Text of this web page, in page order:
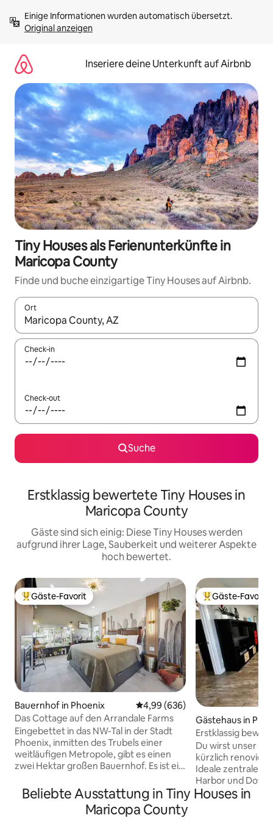
Inhalten
springenOriginal anzeigen
Inseriere deine Unterkunft auf Airbnb
Tiny Houses als Ferienunterkünfte in
Maricopa County
Finde und buche einzigartige Tiny Houses auf Airbnb.
Ort
Wenn Ergebnisse verfügbar sind, navigiere mit den
Check-in
Check-out
Suche
Erstklassig bewertete Tiny Houses in
Maricopa County
Gäste sind sich einig: Diese Tiny Houses werden
aufgrund ihrer Lage, Sauberkeit und weiterer Aspekte
hoch bewertet.
Beliebter Gäste-Favorit.
Gäste-Favorit
Bauernhof in Phoenix Durchschnittliche Bewertung:
4,99 (636)
Das Cottage auf den Arrandale Farms
Eingebettet in das NW-Tal in der Stadt
Phoenix, inmitten des Trubels einer
weitläufigen Metropole, gibt es einen
zwei Hektar großen Bauernhof. Es ist ein
Bedeutung hat und die Natur gedeiht.
Das sind die Arrandale Farms, eine
einzigartige städtische Farm. Das
Beliebter Gäste-
Gäste-Favorit
Gästehaus in
Erstklassig
Modernes
Du wirst unser
kürzlich
Ideale zentrale
Harbor und
Minuten von Old
Beliebte Ausstattung in Tiny Houses in
Maricopa County